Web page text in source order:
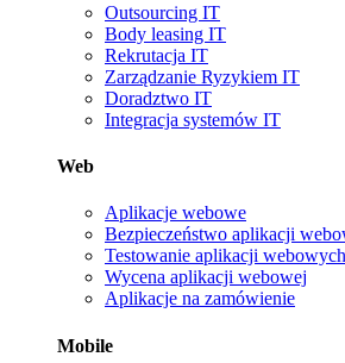
Outsourcing IT
Body leasing IT
Rekrutacja IT
Zarządzanie Ryzykiem IT
Doradztwo IT
Integracja systemów IT
Web
Aplikacje webowe
Bezpieczeństwo aplikacji
Testowanie aplikacji webowych
Wycena aplikacji webowej
Aplikacje na zamówienie
Mobile